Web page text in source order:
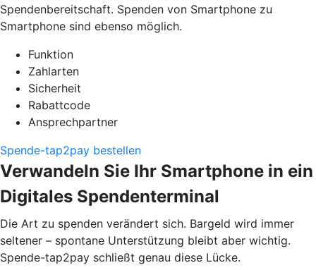
Spendenbereitschaft. Spenden von Smartphone zu
Smartphone sind ebenso möglich.
Funktion
Zahlarten
Sicherheit
Rabattcode
Ansprechpartner
Spende-tap2pay bestellen
Verwandeln Sie Ihr Smartphone in ein
Digitales Spendenterminal
Die Art zu spenden verändert sich. Bargeld wird immer
seltener – spontane Unterstützung bleibt aber wichtig.
Spende-tap2pay schließt genau diese Lücke.